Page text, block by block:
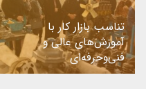
تناسب بازار کار با
آموزش‌های عالی و
فنی‌وحرفه‌ای